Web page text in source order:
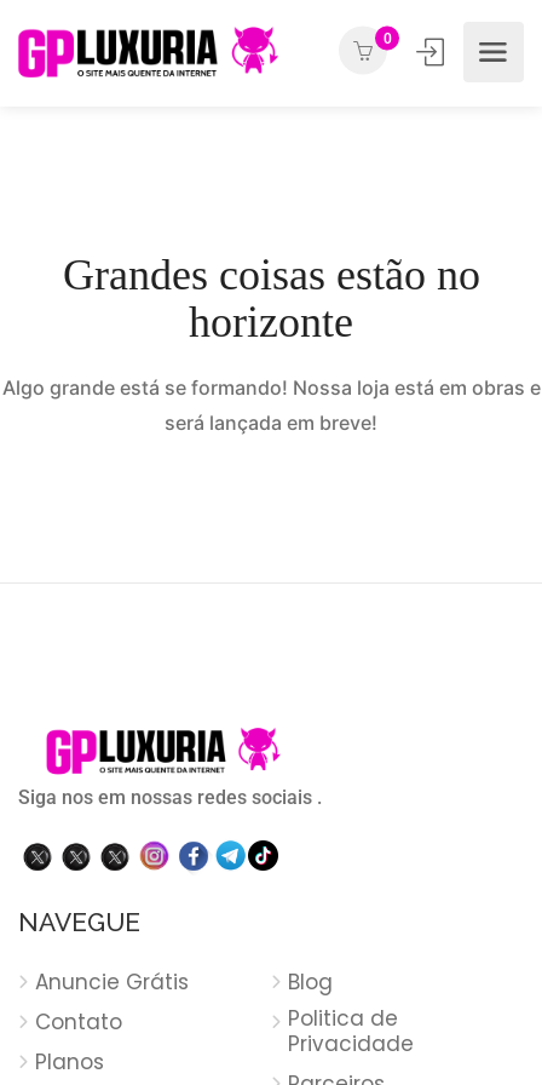
0
Grandes coisas estão no
horizonte
Algo grande está se formando! Nossa loja está em obras e
será lançada em breve!
Siga nos em nossas redes sociais .
NAVEGUE
Anuncie Grátis
Contato
Planos
Blog
Politica de
Privacidade